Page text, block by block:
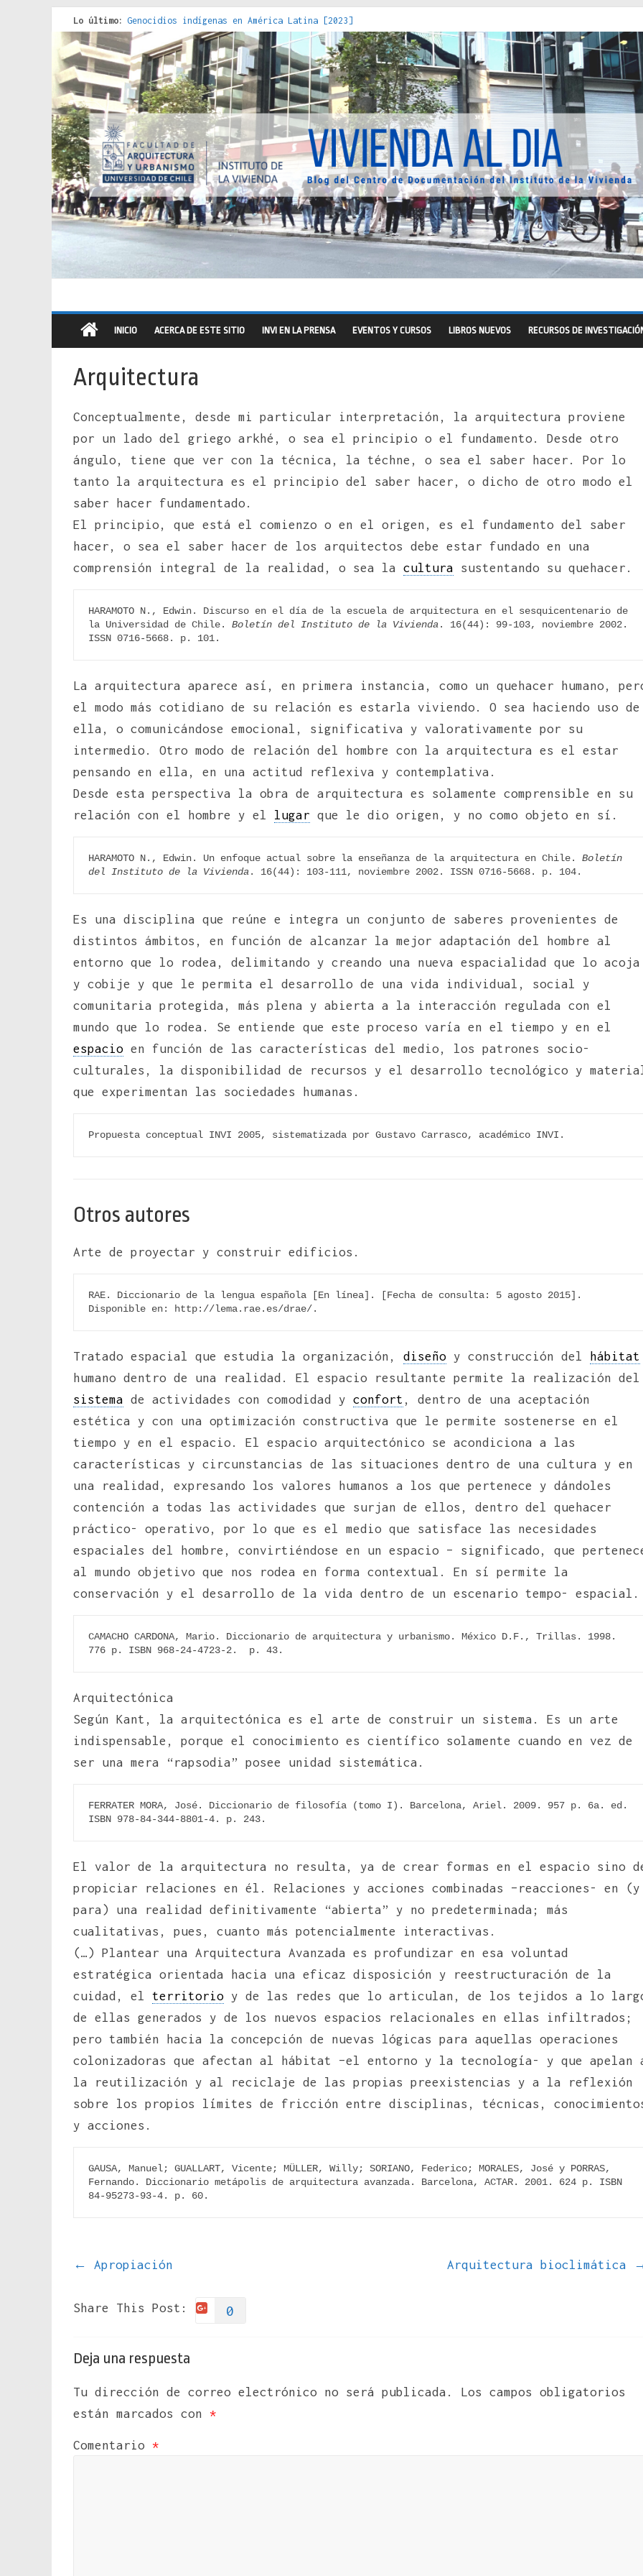
Lo último: Genocidios indígenas en América Latina [2023]
Estudios sobre la espacialización de los Estados : políticas, prácticas y representaciones [2022]
Donde el pedernal choca con el acero : hacia una teoría crítica de las fronteras latinoamericanas
Criterios técnicos para una vivienda adecuada [2019]
Red de consultorios de la Caja del Seguro Obrero en Santiago : un patrimonio emblemático [2014]
INICIO ACERCA DE ESTE SITIO INVI EN LA PRENSA EVENTOS Y CURSOS LIBROS NUEVOS RECURSOS DE
Arquitectura
Conceptualmente, desde mi particular interpretación, la arquitectura proviene
por un lado del griego arkhé, o sea el principio o el fundamento. Desde otro
ángulo, tiene que ver con la técnica, la téchne, o sea el saber hacer. Por lo
tanto la arquitectura es el principio del saber hacer, o dicho de otro modo el
saber hacer fundamentado.
El principio, que está el comienzo o en el origen, es el fundamento del saber
hacer, o sea el saber hacer de los arquitectos debe estar fundado en una
comprensión integral de la realidad, o sea la cultura sustentando su quehacer.
HARAMOTO N., Edwin. Discurso en el día de la escuela de arquitectura en el sesquicentenario de
la Universidad de Chile. Boletín del Instituto de la Vivienda. 16(44): 99-103, noviembre 2002.
ISSN 0716-5668. p. 101.
La arquitectura aparece así, en primera instancia, como un quehacer humano,
el modo más cotidiano de su relación es estarla viviendo. O sea haciendo uso de
ella, o comunicándose emocional, significativa y valorativamente por su
intermedio. Otro modo de relación del hombre con la arquitectura es el estar
pensando en ella, en una actitud reflexiva y contemplativa.
Desde esta perspectiva la obra de arquitectura es solamente comprensible en su
relación con el hombre y el lugar que le dio origen, y no como objeto en sí.
HARAMOTO N., Edwin. Un enfoque actual sobre la enseñanza de la arquitectura en Chile. Boletín
del Instituto de la Vivienda. 16(44): 103-111, noviembre 2002. ISSN 0716-5668. p. 104.
Es una disciplina que reúne e integra un conjunto de saberes provenientes de
distintos ámbitos, en función de alcanzar la mejor adaptación del hombre al
entorno que lo rodea, delimitando y creando una nueva espacialidad que lo acoja
y cobije y que le permita el desarrollo de una vida individual, social y
comunitaria protegida, más plena y abierta a la interacción regulada con el
mundo que lo rodea. Se entiende que este proceso varía en el tiempo y en el
espacio en función de las características del medio, los patrones socio-
culturales, la disponibilidad de recursos y el desarrollo tecnológico y
que experimentan las sociedades humanas.
Propuesta conceptual INVI 2005, sistematizada por Gustavo Carrasco, académico INVI.
Otros autores
Arte de proyectar y construir edificios.
RAE. Diccionario de la lengua española [En línea]. [Fecha de consulta: 5 agosto 2015].
Disponible en: http://lema.rae.es/drae/.
Tratado espacial que estudia la organización, diseño y construcción del hábitat
humano dentro de una realidad. El espacio resultante permite la realización del
sistema de actividades con comodidad y confort , dentro de una aceptación
estética y con una optimización constructiva que le permite sostenerse en el
tiempo y en el espacio. El espacio arquitectónico se acondiciona a las
características y circunstancias de las situaciones dentro de una cultura y en
una realidad, expresando los valores humanos a los que pertenece y dándoles
contención a todas las actividades que surjan de ellos, dentro del quehacer
práctico- operativo, por lo que es el medio que satisface las necesidades
espaciales del hombre, convirtiéndose en un espacio – significado, que
al mundo objetivo que nos rodea en forma contextual. En sí permite la
conservación y el desarrollo de la vida dentro de un escenario tempo- espacial.
CAMACHO CARDONA, Mario. Diccionario de arquitectura y urbanismo. México D.F., Trillas. 1998.
776 p. ISBN 968-24-4723-2.  p. 43.
Arquitectónica
Según Kant, la arquitectónica es el arte de construir un sistema. Es un arte
indispensable, porque el conocimiento es científico solamente cuando en vez de
ser una mera “rapsodia” posee unidad sistemática.
FERRATER MORA, José. Diccionario de filosofía (tomo I). Barcelona, Ariel. 2009. 957 p. 6a. ed.
ISBN 978-84-344-8801-4. p. 243.
El valor de la arquitectura no resulta, ya de crear formas en el espacio sino
propiciar relaciones en él. Relaciones y acciones combinadas –reacciones- en (y
para) una realidad definitivamente “abierta” y no predeterminada; más
cualitativas, pues, cuanto más potencialmente interactivas.
(…) Plantear una Arquitectura Avanzada es profundizar en esa voluntad
estratégica orientada hacia una eficaz disposición y reestructuración de la
cuidad, el territorio y de las redes que lo articulan, de los tejidos a lo
de ellas generados y de los nuevos espacios relacionales en ellas infiltrados;
pero también hacia la concepción de nuevas lógicas para aquellas operaciones
colonizadoras que afectan al hábitat –el entorno y la tecnología- y que apelan
la reutilización y al reciclaje de las propias preexistencias y a la reflexión
sobre los propios límites de fricción entre disciplinas, técnicas,
y acciones.
GAUSA, Manuel; GUALLART, Vicente; MÜLLER, Willy; SORIANO, Federico; MORALES, José y PORRAS,
Fernando. Diccionario metápolis de arquitectura avanzada. Barcelona, ACTAR. 2001. 624 p. ISBN
84-95273-93-4. p. 60.
← Apropiación Arquitectura bioclimática
Share This Post: 0
Deja una respuesta
Tu dirección de correo electrónico no será publicada.
Los campos obligatorios
están marcados con *
Comentario *